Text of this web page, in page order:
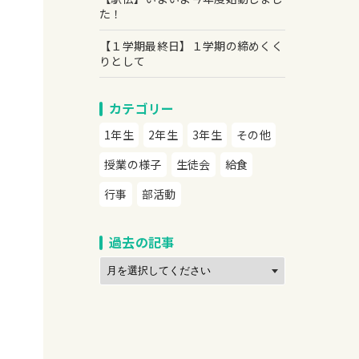
た！
【１学期最終日】１学期の締めくく
りとして
カテゴリー
1年生 2年生 3年生
その他
授業の様子
生徒会
給食
行事
部活動
過去の記事